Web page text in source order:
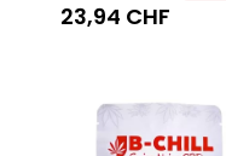
23,94 CHF